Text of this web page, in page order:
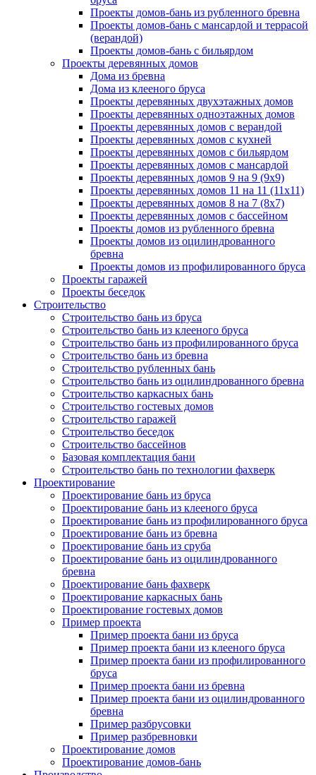
Проекты домов-бань из рубленного бревна
Проекты домов-бань с мансардой и террасой
(верандой)
Проекты домов-бань с бильярдом
Проекты деревянных домов
Дома из бревна
Дома из клееного бруса
Проекты деревянных двухэтажных домов
Проекты деревянных одноэтажных домов
Проекты деревянных домов с верандой
Проекты деревянных домов с кухней
Проекты деревянных домов с бильярдом
Проекты деревянных домов с мансардой
Проекты деревянных домов 9 на 9 (9x9)
Проекты деревянных домов 11 на 11 (11x11)
Проекты деревянных домов 8 на 7 (8x7)
Проекты деревянных домов с бассейном
Проекты домов из рубленного бревна
Проекты домов из оцилиндрованного
бревна
Проекты домов из профилированного бруса
Проекты гаражей
Проекты беседок
Строительство
Строительство бань из бруса
Строительство бань из клееного бруса
Строительство бань из профилированного бруса
Строительство бань из бревна
Строительство рубленных бань
Строительство бань из оцилиндрованного бревна
Строительство каркасных бань
Строительство гостевых домов
Строительство гаражей
Строительство беседок
Строительство бассейнов
Базовая комплектация бани
Строительство бань по технологии фахверк
Проектирование
Проектирование бань из бруса
Проектирование бань из клееного бруса
Проектирование бань из профилированного бруса
Проектирование бань из бревна
Проектирование бань из сруба
Проектирование бань из оцилиндрованного
бревна
Проектирование бань фахверк
Проектирование каркасных бань
Проектирование гостевых домов
Пример проекта
Пример проекта бани из бруса
Пример проекта бани из клееного бруса
Пример проекта бани из профилированного
бруса
Пример проекта бани из бревна
Пример проекта бани из оцилиндрованного
бревна
Пример разбрусовки
Пример разбревновки
Проектирование домов
Проектирование домов-бань